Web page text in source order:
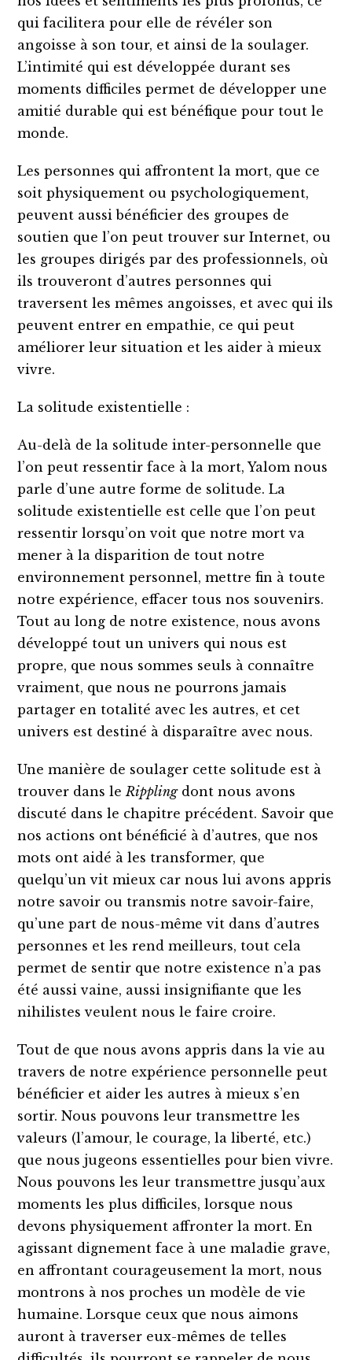
qui facilitera pour elle de révéler son
angoisse à son tour, et ainsi de la soulager.
L’intimité qui est développée durant ses
moments difficiles permet de développer une
amitié durable qui est bénéfique pour tout le
monde.
Les personnes qui affrontent la mort, que ce
soit physiquement ou psychologiquement,
peuvent aussi bénéficier des groupes de
soutien que l’on peut trouver sur Internet, ou
les groupes dirigés par des professionnels, où
ils trouveront d’autres personnes qui
traversent les mêmes angoisses, et avec qui ils
peuvent entrer en empathie, ce qui peut
améliorer leur situation et les aider à mieux
vivre.
La solitude existentielle :
Au-delà de la solitude inter-personnelle que
l’on peut ressentir face à la mort, Yalom nous
parle d’une autre forme de solitude. La
solitude existentielle est celle que l’on peut
ressentir lorsqu’on voit que notre mort va
mener à la disparition de tout notre
environnement personnel, mettre fin à toute
notre expérience, effacer tous nos souvenirs.
Tout au long de notre existence, nous avons
développé tout un univers qui nous est
propre, que nous sommes seuls à connaître
vraiment, que nous ne pourrons jamais
partager en totalité avec les autres, et cet
univers est destiné à disparaître avec nous.
Une manière de soulager cette solitude est à
trouver dans leRipplingdont nous avons
discuté dans le chapitre précédent. Savoir que
nos actions ont bénéficié à d’autres, que nos
mots ont aidé à les transformer, que
quelqu’un vit mieux car nous lui avons appris
notre savoir ou transmis notre savoir-faire,
qu’une part de nous-même vit dans d’autres
personnes et les rend meilleurs, tout cela
permet de sentir que notre existence n’a pas
été aussi vaine, aussi insignifiante que les
nihilistes veulent nous le faire croire.
Tout de que nous avons appris dans la vie au
travers de notre expérience personnelle peut
bénéficier et aider les autres à mieux s’en
sortir. Nous pouvons leur transmettre les
valeurs (l’amour, le courage, la liberté, etc.)
que nous jugeons essentielles pour bien vivre.
Nous pouvons les leur transmettre jusqu’aux
moments les plus difficiles, lorsque nous
devons physiquement affronter la mort. En
agissant dignement face à une maladie grave,
en affrontant courageusement la mort, nous
montrons à nos proches un modèle de vie
humaine. Lorsque ceux que nous aimons
auront à traverser eux-mêmes de telles